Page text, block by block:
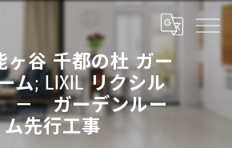
ヶ谷 千都の杜 ガー
ム; LIXIL リクシル
－ ガーデンルー
ム先行工事